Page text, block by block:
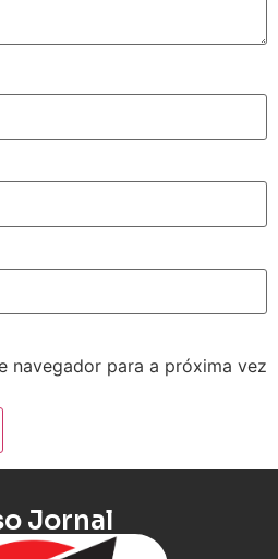
navegador para a próxima vez
Jornal